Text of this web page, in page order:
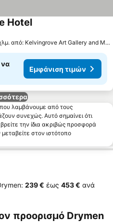
HotelΕμφάνιση τιμών
από: Kelvingrove Art Gallery and
να
Εμφάνιση τιμών
που λαμβάνουμε από τους
συνεχώς. Αυτό σημαίνει ότι
την ίδια ακριβώς προσφορά
στον ιστότοπο
‎239 € έως ‎453 € ανά
προορισμό Drymen